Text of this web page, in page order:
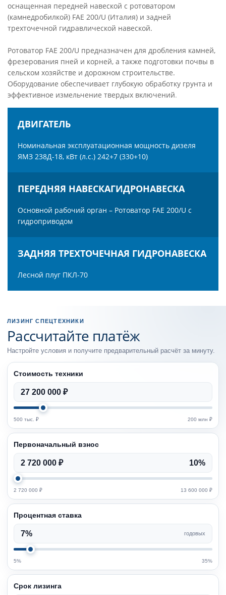
оснащенная передней навеской с ротоватором
(камнедробилкой) FAE 200/U (Италия) и задней
трехточечной гидравлической навеской.
Ротоватор FAE 200/U предназначен для дробления камней,
фрезерования пней и корней, а также подготовки почвы в
сельском хозяйстве и дорожном строительстве.
Оборудование обеспечивает глубокую обработку грунта и
эффективное измельчение твердых включений.
ДВИГАТЕЛЬ
Номинальная эксплуатационная мощность дизеля
ЯМЗ 238Д-18, кВт (л.с.) 242+7 (330+10)
ПЕРЕДНЯЯ НАВЕСКАГИДРОНАВЕСКА
Основной рабочий орган – Ротоватор FAE 200/U с
гидроприводом
ЗАДНЯЯ ТРЕХТОЧЕЧНАЯ ГИДРОНАВЕСКА
Лесной плуг ПКЛ-70
%
₽
ЛИЗИНГ СПЕЦТЕХНИКИ
Рассчитайте платёж
Настройте условия и получите предварительный расчёт за минуту.
Стоимость техники
27 200 000 ₽
500 тыс. ₽ 200 млн ₽
Первоначальный взнос
2 720 000 ₽ 10%
2 720 000 ₽ 13 600 000 ₽
Процентная ставка
7% годовых
5% 35%
Срок лизинга